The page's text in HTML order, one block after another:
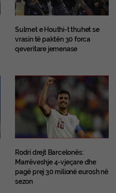
Sulmet e Houthi-t thuhet se
vrasin të paktën 30 forca
qeveritare jemenase
Rodri drejt Barcelonës:
Marrëveshje 4-vjeçare dhe
pagë prej 30 milionë eurosh në
sezon